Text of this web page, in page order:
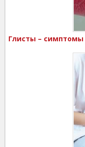
Глисты – симптомы